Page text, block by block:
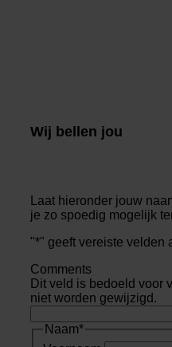
Wij bellen jou
Laat hieronder jouw
je zo spoedig mogelijk
"*" geeft vereiste velden
Comments
Dit veld is bedoeld voor
niet worden gewijzigd.
Naam*